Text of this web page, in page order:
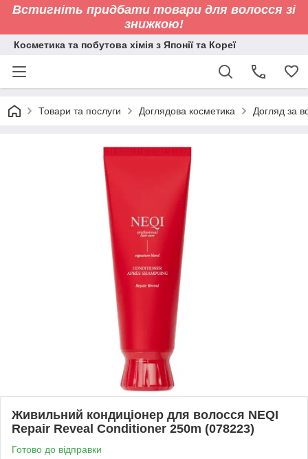
Встигніть придбати товари для волосся зі
знижкою!
Косметика та побутова хімія з Японії та Кореї
Товари та послуги Доглядова косметика Догляд за
Живильний кондиціонер для волосся NEQI
Repair Reveal Conditioner 250m (078223)
Готово до відправки